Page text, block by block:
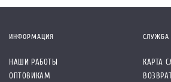
ИНФОРМАЦИЯ
НАШИ РАБОТЫ
ОПТОВИКАМ
КАРТА